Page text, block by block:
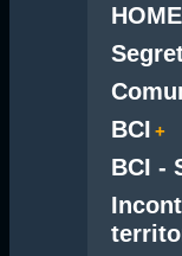
HOME
BCI
BCI -